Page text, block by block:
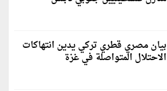
بيان مصري قطري تركي يدين انتهاكات
الاحتلال المتواصلة في غزة